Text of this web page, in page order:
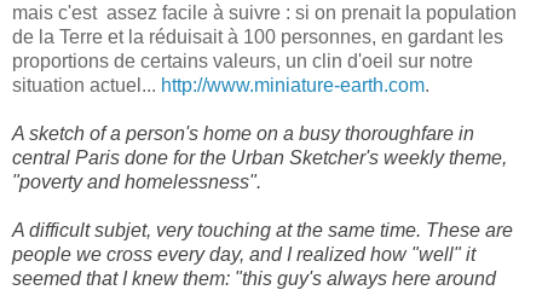
mais c'est assez facile à suivre : si on prenait la population
de la Terre et la réduisait à 100 personnes, en gardant les
proportions de certains valeurs, un clin d'oeil sur notre
situation actuel... http://www.miniature-earth.com.
A sketch of a person's home on a busy thoroughfare in
central Paris done for the Urban Sketcher's weekly theme,
"poverty and homelessness".
A difficult subjet, very touching at the same time. These are
people we cross every day, and I realized how "well" it
seemed that I knew them: "this guy's always here around